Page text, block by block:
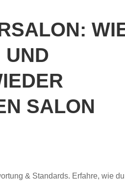
UND
SALON
& Standards. Erfahre, wie